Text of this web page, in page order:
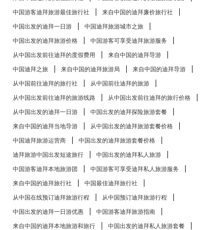
中国游客迪拜旅游最佳旅行社
来自中国的迪拜廉价旅行社
中国出发的迪拜一日游
中国迪拜旅游城市之旅
中国出发的迪拜旅游价格
中国游客可享受迪拜旅游服务
从中国出发前往迪拜的度假费用
来自中国的迪拜导游
中国迪拜之旅
来自中国的迪拜旅游局
来自中国的迪拜导游
从中国前往迪拜的旅行社
从中国前往迪拜的旅游
从中国出发前往迪拜的旅游线路
从中国出发前往迪拜的旅行价格
从中国出发的迪拜一日游
中国出发的迪拜探险旅游套餐
来自中国的迪拜当地导游
从中国出发的迪拜旅游套餐价格
中国迪拜旅游运营商
中国出发的迪拜旅游套餐价格
迪拜旅游中国出发短途旅行
中国出发的迪拜私人旅游
中国游客迪拜本地旅游团
中国游客可享受迪拜私人旅游服务
来自中国的迪拜旅行社
中国最佳迪拜旅行社
从中国在线预订迪拜旅游行程
从中国预订迪拜旅游行程
中国出发的迪拜一日游优惠
中国游客迪拜旅游指南
来自中国的迪拜本地旅游和旅行
中国出发的迪拜私人旅游套餐